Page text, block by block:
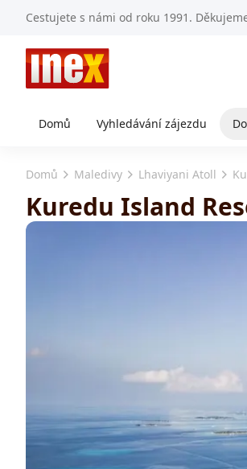
Cestujete s námi od roku 1991.
Domů Vyhledávání zájezdu
Domů Maledivy Lhaviyani Atoll
Kuredu Island